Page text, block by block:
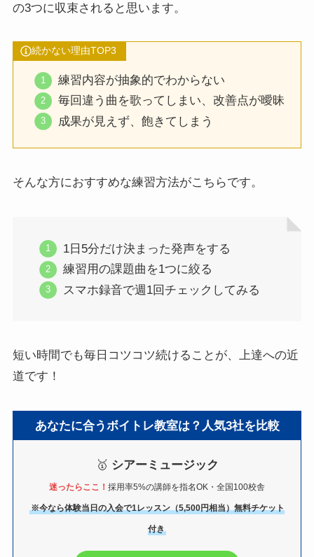
の3つに収束されると思います。
続かない理由TOP3
練習内容が抽象的でわからない
毎回違う曲を歌ってしまい、改善点が曖昧
成果が見えず、飽きてしまう
そんな方におすすめな練習方法がこちらです。
1日5分だけ決まった発声をする
練習用の課題曲を1つに絞る
スマホ録音で週1回チェックしてみる
短い時間でも毎日コツコツ続けることが、上達への近
道です！
あなたに合うボイトレ教室は？人気3社を比較
🥇 シアーミュージック
迷ったらここ！ 採用率5%の講師を指名OK・全国100校舎
※今なら体験当日の入会で1レッスン（5,500円相当）無料チケット
付き